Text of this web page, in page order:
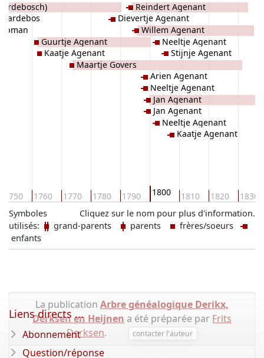
1750 1760 1770 1780 1790 1800 1810 1820 1830
Guurtje Agenant
Kaatje Agenant
Maartje Govers
Dievertje Agenant
Reindert Agenant
Willem Agenant
Arien Agenant
Neeltje Agenant
Jan Agenant
Jan Agenant
Neeltje Agenant
Neeltje Agenant
Stijnje Agenant
Kaatje Agenant
Cliquez sur le nom pour plus d'information.
Symboles
utilisés:
grand-parents parents
frères/soeurs
enfants
La publication Arbre généalogique Derikx,
Derksen en Heijnen a été préparée par Frits
Derksen. contacter l'auteur
Liens directs ...
Abonnement
Question/réponse